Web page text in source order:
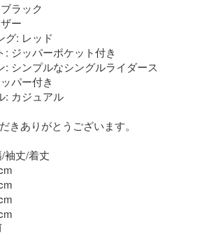
ラック
ー
グ: レッド
: ジッパーポケット付き
: シンプルなシングルライダース
パー付き
: カジュアル
きありがとうございます。
袖丈/着丈